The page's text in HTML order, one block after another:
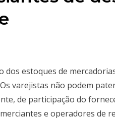
dos estoques de
varejistas não podem
de participação do
e operadores de